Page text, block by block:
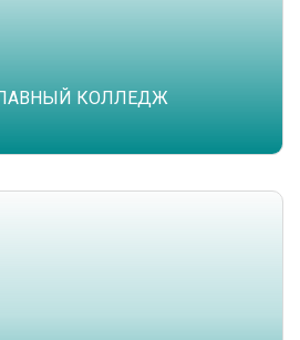
КОЛЛЕДЖ